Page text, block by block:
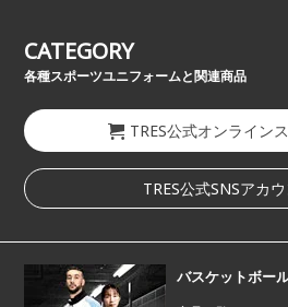
CATEGORY
各種スポーツユニフォームと関連商品
TRES公式オンライン
TRES公式SNSアカ
バスケットボー